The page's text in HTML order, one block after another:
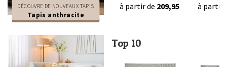
DÉCOUVRE DE NOUVEAUX TAPIS
Tapis anthracite
à partir de 209,95 à partir
Top 10